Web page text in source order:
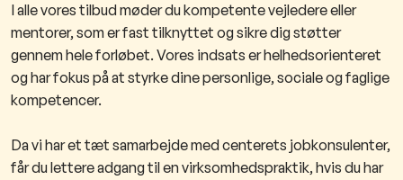
I alle vores tilbud møder du kompetente vejledere eller
mentorer, som er fast tilknyttet og sikre dig støtter
gennem hele forløbet. Vores indsats er helhedsorienteret
og har fokus på at styrke dine personlige, sociale og faglige
kompetencer.
Da vi har et tæt samarbejde med centerets jobkonsulenter,
får du lettere adgang til en virksomhedspraktik, hvis du har